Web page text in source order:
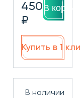
450
₽
В
Купить в 1
В наличии